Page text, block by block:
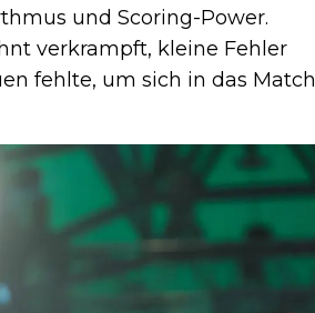
und Scoring-Power.
verkrampft, kleine Fehler
fehlte, um sich in das Match